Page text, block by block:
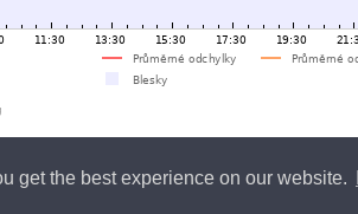
get the best experience on our website.